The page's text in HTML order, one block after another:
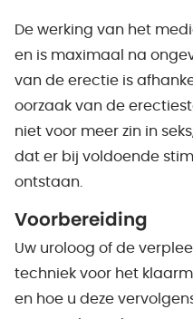
De werking van het
en is maximaal na
van de erectie is
oorzaak van de
niet voor meer zin in
dat er bij voldoende
ontstaan.
Voorbereiding
Uw uroloog of de
techniek voor het
en hoe u deze